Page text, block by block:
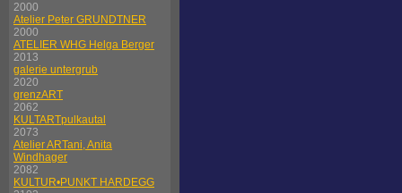
2000
Atelier Peter GRUNDTNER
2000
ATELIER WHG Helga Berger
2013
galerie untergrub
2020
grenzART
2062
KULTARTpulkautal
2073
Atelier ARTani, Anita
Windhager
2082
KULTUR•PUNKT HARDEGG